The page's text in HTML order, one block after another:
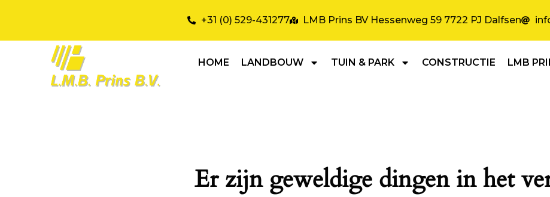
+31 (0) 529-431277 LMB Prins BV Hessenweg 59 7722 PJ Dalfsen
HOME LANDBOUW TUIN & PARK CONSTRUCTIE LMB
Er zijn geweldige dingen in het